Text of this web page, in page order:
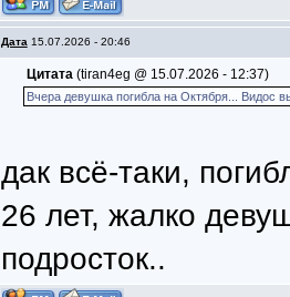
Дата 15.07.2026 - 20:46
Цитата (tiran4eg @ 15.07.2026 - 12:37)
Вчера девушка погибла на Октября... Видос
дак всё-таки,
26 лет, жалко
подросток..